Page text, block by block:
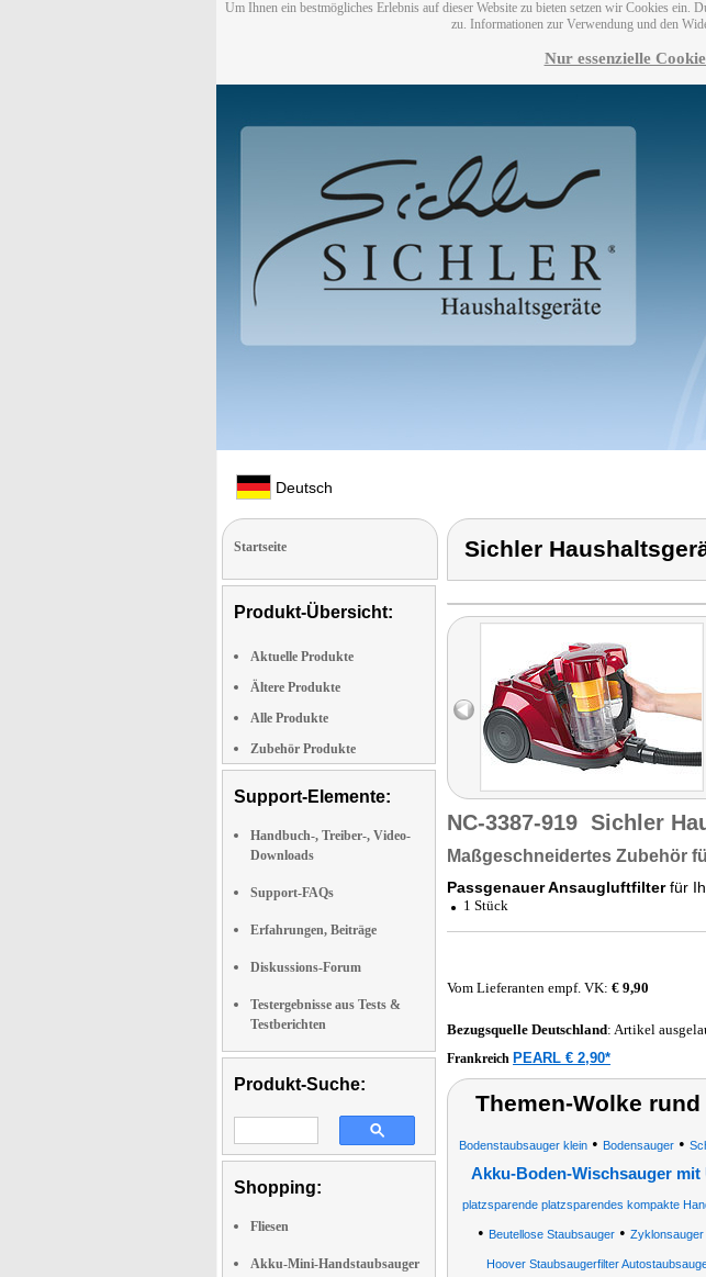
Um Ihnen ein bestmögliches Erlebnis auf dieser Website zu bieten setzen wir Cookies
zu. Informationen zur Verwendung und den
Nur essenzielle
Deutsch
Startseite
Produkt-Übersicht:
Aktuelle Produkte
Ältere Produkte
Alle Produkte
Zubehör Produkte
Support-Elemente:
Handbuch-, Treiber-, Video-
Downloads
Support-FAQs
Erfahrungen, Beiträge
Diskussions-Forum
Testergebnisse aus Tests &
Testberichten
Produkt-Suche:
Shopping:
Fliesen
Akku-Mini-Handstaubsauger
Sichler
NC-3387-919 Sichler
Maßgeschneidertes Zubehör
Passgenauer Ansaugluftfilterfür
1 Stück
Vom Lieferanten empf. VK: € 9,90
Bezugsquelle Deutschland: Artikel
Frankreich PEARL € 2,90*
Themen-Wolke
Bodenstaubsauger klein • Bodensauger •
Akku-Boden-Wischsauger mit
platzsparende platzsparendes kompakte
• Beutellose Staubsauger• Zyklonsauger
Hoover Staubsaugerfilter